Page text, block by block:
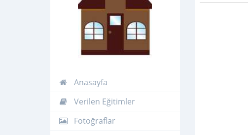
Anasayfa
Verilen Eğitimler
Fotoğraflar